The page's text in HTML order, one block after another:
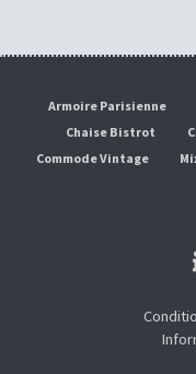
Armoire Parisienne
Chaise Bistrot
Commode Vintage